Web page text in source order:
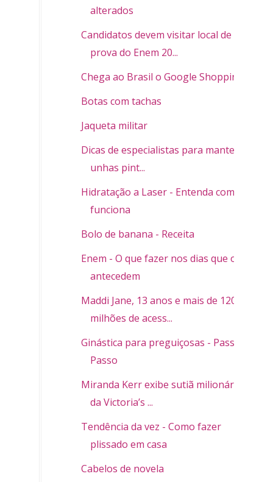
alterados
Candidatos devem visitar local de
prova do Enem 20...
Chega ao Brasil o Google Shopping
Botas com tachas
Jaqueta militar
Dicas de especialistas para manter as
unhas pint...
Hidratação a Laser - Entenda como
funciona
Bolo de banana - Receita
Enem - O que fazer nos dias que o
antecedem
Maddi Jane, 13 anos e mais de 120
milhões de acess...
Ginástica para preguiçosas - Passo a
Passo
Miranda Kerr exibe sutiã milionário
da Victoria’s ...
Tendência da vez - Como fazer
plissado em casa
Cabelos de novela